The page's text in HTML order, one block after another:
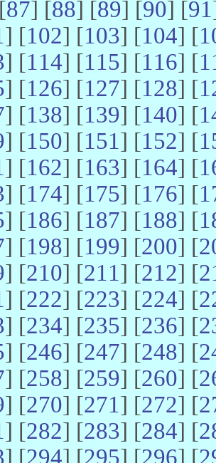
87] [88] [89] [90] [91
] [102] [103] [104] [
] [114] [115] [116] [
] [126] [127] [128] [
] [138] [139] [140] [
] [150] [151] [152] [
] [162] [163] [164] [
] [174] [175] [176] [
] [186] [187] [188] [
] [198] [199] [200] [
] [210] [211] [212] [
] [222] [223] [224] [
] [234] [235] [236] [
] [246] [247] [248] [
] [258] [259] [260] [
] [270] [271] [272] [
] [282] [283] [284] [
] [294] [295] [296] [